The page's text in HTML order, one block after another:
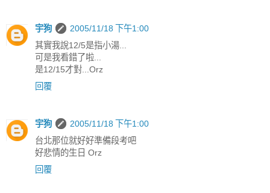
宇狗
2005/11/18 下午1:00
其實我說12/5是指小湯...
可是我看錯了啦...
是12/15才對...Orz
回覆
宇狗
2005/11/18 下午1:00
台北那位就好好準備段考吧
好悲情的生日 Orz
回覆